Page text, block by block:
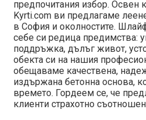
предпочитания избор. Освен
Kyrti.com ви предлагаме
в София и околностите.
себе си редица предимства:
поддръжка, дълъг живот,
обекта си на нашия
обещаваме качествена,
издържана бетонна основа,
времето. Гордеем се, че
клиенти страхотно